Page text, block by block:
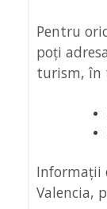
Pentru
poți
turism, în
Informații
Valencia,